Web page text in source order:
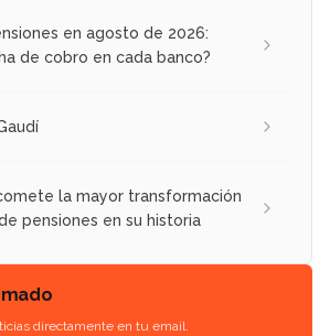
en agosto de 2026:
de cobro en cada banco?
la mayor transformación
pensiones en su historia
directamente en tu email.